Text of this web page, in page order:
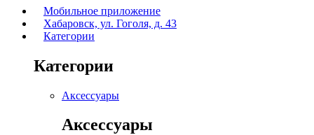
Мобильное приложение
Хабаровск, ул. Гоголя, д. 43
Категории
Категории
Аксессуары
Аксессуары